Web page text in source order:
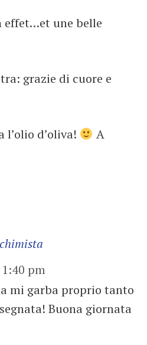
effet…et une belle
grazie di cuore e
l’olio d’oliva!
A
pm
mi garba proprio tanto
Buona giornata